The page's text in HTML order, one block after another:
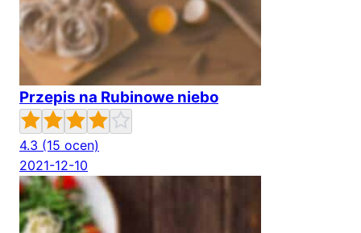
Przepis na Rubinowe niebo
4.3 (15 ocen)
2021-12-10